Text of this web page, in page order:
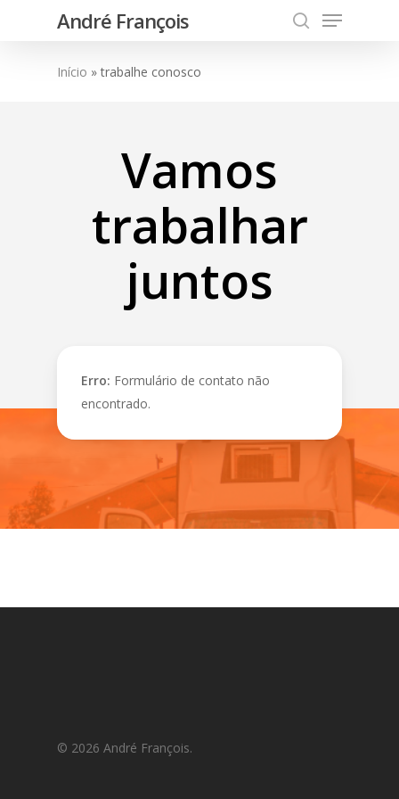
André François Menu
Início »trabalhe conosco
Vamos
trabalhar
juntos
Erro: Formulário de contato não
encontrado.
© 2026 André François.